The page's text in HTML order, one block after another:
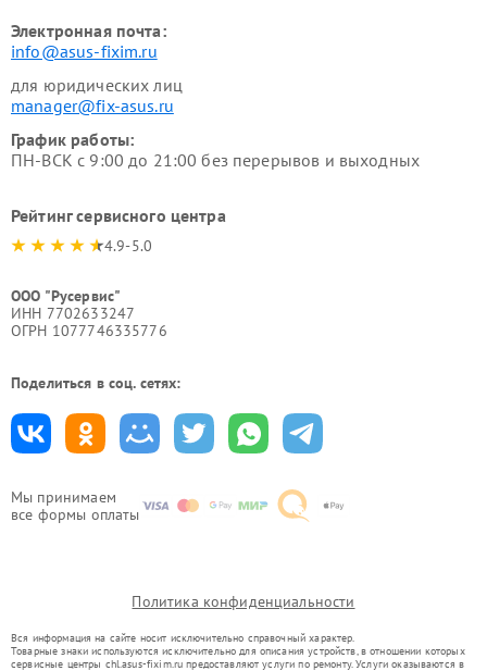
Мы принимаем
все формы оплаты
Электронная почта:
info@asus-fixim.ru
для юридических лиц
manager@fix-asus.ru
График работы:
ПН-ВСК с 9:00 до 21:00 без перерывов и выходных
Рейтинг сервисного центра
4.9-5.0
ООО "Русервис"
ИНН 7702633247
ОГРН 1077746335776
Поделиться в соц. сетях:
Политика конфиденциальности
Вся информация на сайте носит исключительно справочный характер.
Товарные знаки используются исключительно для описания устройств, в отношении которых
сервисные центры chl.asus-fixim.ru предоставляют услуги по ремонту. Услуги оказываются в